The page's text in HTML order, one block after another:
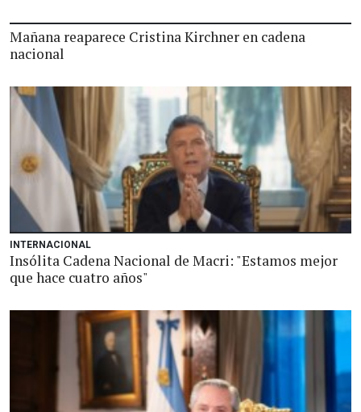
Mañana reaparece Cristina Kirchner en cadena
nacional
INTERNACIONAL
Insólita Cadena Nacional de Macri: "Estamos mejor
que hace cuatro años"